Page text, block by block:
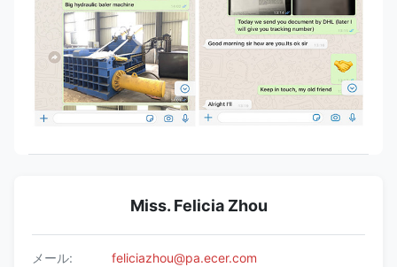
Miss. Felicia Zhou
メール:
feliciazhou@pa.ecer.com